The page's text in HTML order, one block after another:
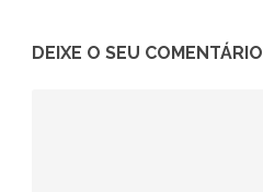
DEIXE O SEU COMENTÁRIO